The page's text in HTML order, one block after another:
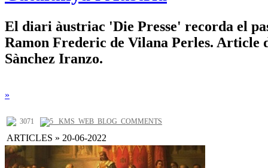
El diari àustriac 'Die Presse' recorda el
Ramon Frederic de Vilana Perles. Article
Sànchez Iranzo.
»
3071 5 _KMS_WEB_BLOG_COMMENTS
ARTICLES » 20-06-2022